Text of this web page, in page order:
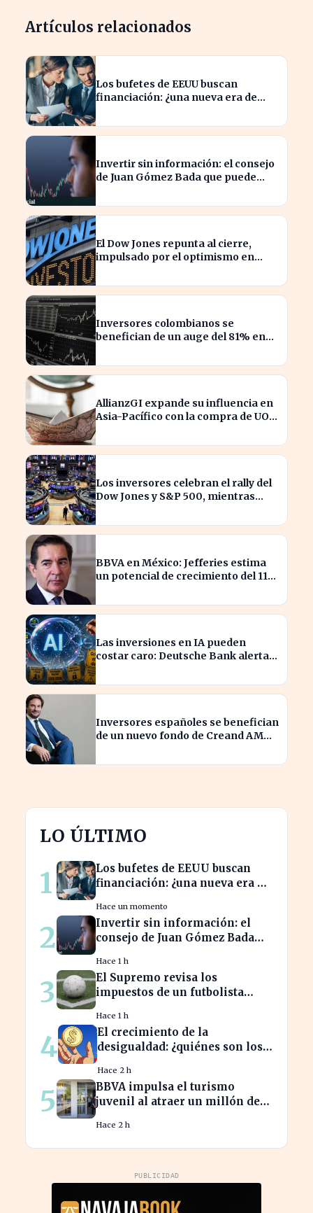
Artículos relacionados
Los bufetes de EEUU buscan
financiación: ¿una nueva era de
Invertir sin información: el consejo
de Juan Gómez Bada que puede
El Dow Jones repunta al cierre,
impulsado por el optimismo en
Inversores colombianos se
benefician de un auge del 81% en
AllianzGI expande su influencia en
Asia-Pacífico con la compra de UOB
Los inversores celebran el rally del
Dow Jones y S&P 500, mientras
BBVA en México: Jefferies estima
un potencial de crecimiento del 11%
Las inversiones en IA pueden
costar caro: Deutsche Bank alerta a
Inversores españoles se benefician
de un nuevo fondo de Creand AM
LO ÚLTIMO
1
Los bufetes de EEUU buscan
financiación: ¿una nueva era de
Hace un momento
2
Invertir sin información: el
consejo de Juan Gómez Bada
Hace 1 h
3
El Supremo revisa los
impuestos de un futbolista
patrimonio en España
Hace 1 h
4
El crecimiento de la
desigualdad: ¿quiénes son los
Hace 2 h
5
BBVA impulsa el turismo
juvenil al atraer un millón de
Hace 2 h
PUBLICIDAD